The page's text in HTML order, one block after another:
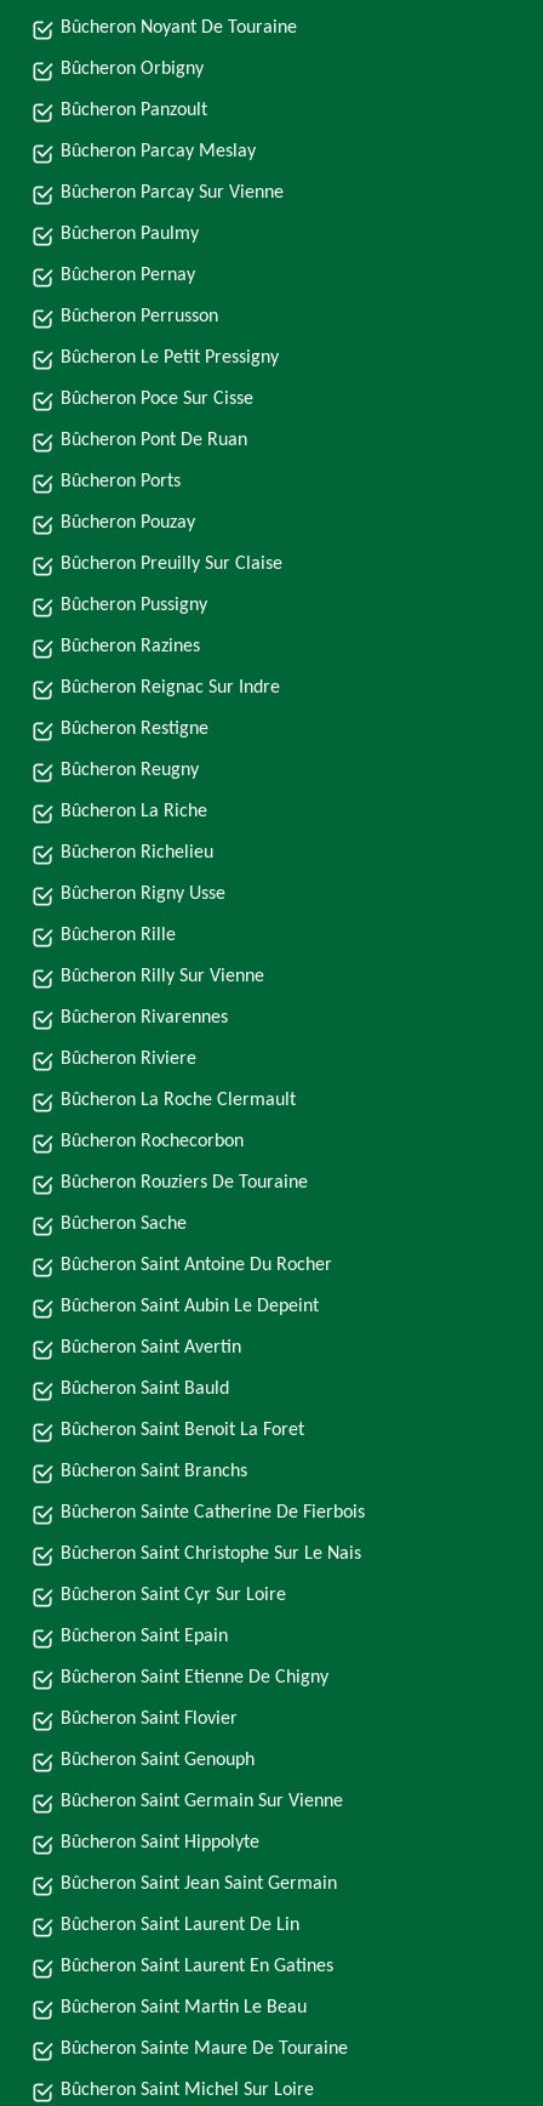
Bûcheron Noyant De Touraine
Bûcheron Orbigny
Bûcheron Panzoult
Bûcheron Parcay Meslay
Bûcheron Parcay Sur Vienne
Bûcheron Paulmy
Bûcheron Pernay
Bûcheron Perrusson
Bûcheron Le Petit Pressigny
Bûcheron Poce Sur Cisse
Bûcheron Pont De Ruan
Bûcheron Ports
Bûcheron Pouzay
Bûcheron Preuilly Sur Claise
Bûcheron Pussigny
Bûcheron Razines
Bûcheron Reignac Sur Indre
Bûcheron Restigne
Bûcheron Reugny
Bûcheron La Riche
Bûcheron Richelieu
Bûcheron Rigny Usse
Bûcheron Rille
Bûcheron Rilly Sur Vienne
Bûcheron Rivarennes
Bûcheron Riviere
Bûcheron La Roche Clermault
Bûcheron Rochecorbon
Bûcheron Rouziers De Touraine
Bûcheron Sache
Bûcheron Saint Antoine Du Rocher
Bûcheron Saint Aubin Le Depeint
Bûcheron Saint Avertin
Bûcheron Saint Bauld
Bûcheron Saint Benoit La Foret
Bûcheron Saint Branchs
Bûcheron Sainte Catherine De Fierbois
Bûcheron Saint Christophe Sur Le Nais
Bûcheron Saint Cyr Sur Loire
Bûcheron Saint Epain
Bûcheron Saint Etienne De Chigny
Bûcheron Saint Flovier
Bûcheron Saint Genouph
Bûcheron Saint Germain Sur Vienne
Bûcheron Saint Hippolyte
Bûcheron Saint Jean Saint Germain
Bûcheron Saint Laurent De Lin
Bûcheron Saint Laurent En Gatines
Bûcheron Saint Martin Le Beau
Bûcheron Sainte Maure De Touraine
Bûcheron Saint Michel Sur Loire